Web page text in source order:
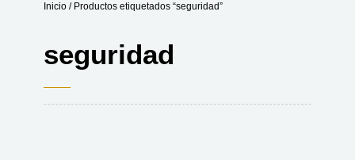
Inicio / Productos etiquetados “seguridad”
seguridad